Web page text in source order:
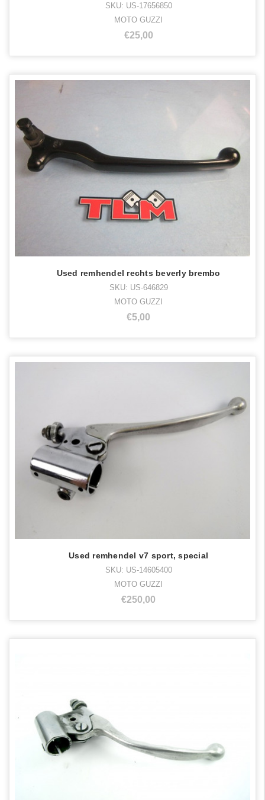
SKU: US-17656850
MOTO GUZZI
€25,00
Used remhendel rechts beverly brembo
SKU: US-646829
MOTO GUZZI
€5,00
Used remhendel v7 sport, special
SKU: US-14605400
MOTO GUZZI
€250,00